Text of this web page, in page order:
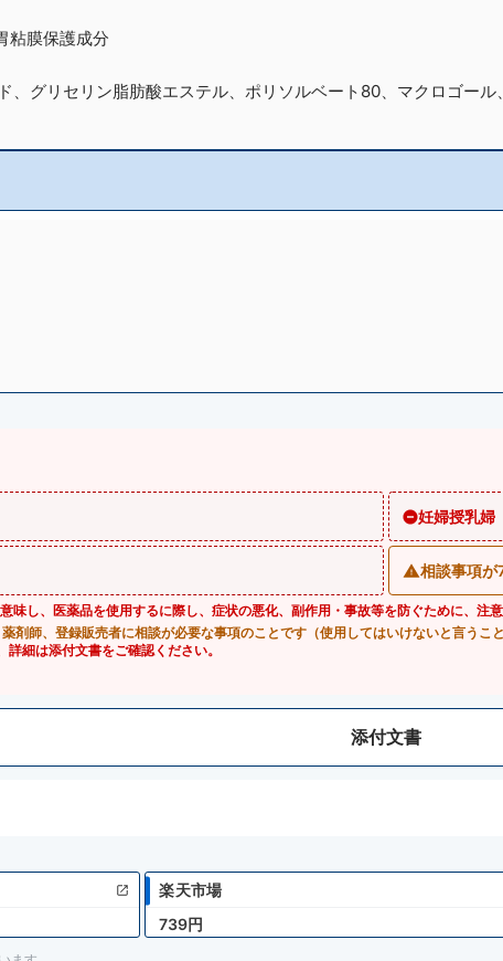
粘膜保護成分
、グリセリン脂肪酸エステル、ポリソルベート80、マクロゴー
妊婦授乳婦
相談事項が
味し、医薬品を使用するに際し、症状の悪化、副作用・事故等を防ぐために、
剤師、登録販売者に相談が必要な事項のことです（使用してはいけないと言う
細は添付文書をご確認ください。
添付文書
楽天市場
739円